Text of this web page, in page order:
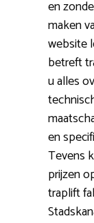
en
maken
website
betreft
u alles
en
Tevens
prijzen
traplift